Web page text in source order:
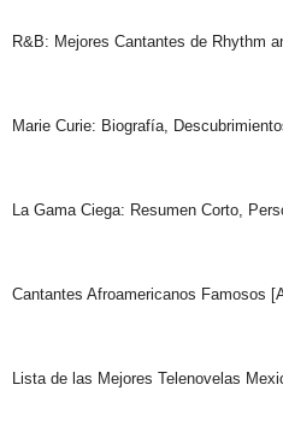
R&B: Mejores Cantantes de Rhythm
Marie Curie: Biografía,
La Gama Ciega: Resumen Corto,
Cantantes Afroamericanos Famosos
Lista de las Mejores Telenovelas